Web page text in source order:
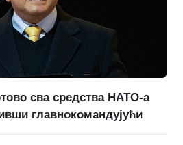
сва средства НАТО-а
главнокомандујући